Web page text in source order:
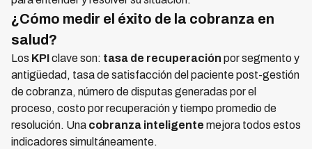
¿Cómo medir el éxito de la cobranza en
salud?
Los KPIclave son: tasa de recuperación por segmento y
antigüedad, tasa de satisfacción del paciente post-gestión
de cobranza, número de disputas generadas por el
proceso, costo por recuperación y tiempo promedio de
resolución. Una cobranza inteligente mejora todos estos
indicadores simultáneamente.